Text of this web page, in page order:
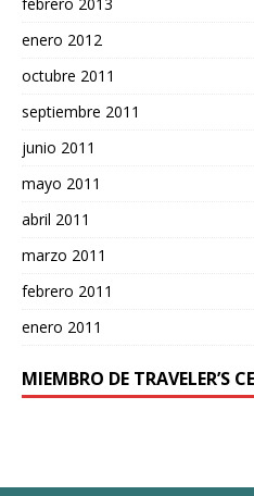
enero 2012
octubre 2011
septiembre 2011
junio 2011
mayo 2011
abril 2011
marzo 2011
febrero 2011
enero 2011
MIEMBRO DE TRAVELER’S